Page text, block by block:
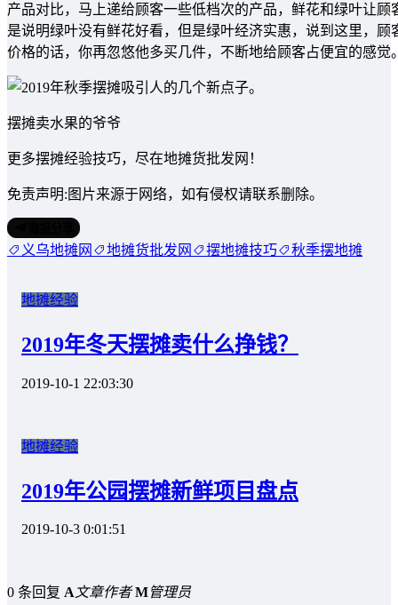
产品对比，马上递给顾客一些低档次的产品，鲜花和绿叶让
是说明绿叶没有鲜花好看，但是绿叶经济实惠，说到这里，
价格的话，你再忽悠他多买几件，不断地给顾客占便宜的感
摆摊卖水果的爷爷
更多摆摊经验技巧，尽在地摊货批发网！
免责声明:图片来源于网络，如有侵权请联系删除。
义乌地摊网 地摊货批发网 摆地摊技巧 秋季摆地摊
地摊经验
2019年冬天摆摊卖什么挣钱？
2019-10-1 22:03:30
地摊经验
2019年公园摆摊新鲜项目盘点
2019-10-3 0:01:51
0 条回复 A文章作者 M管理员